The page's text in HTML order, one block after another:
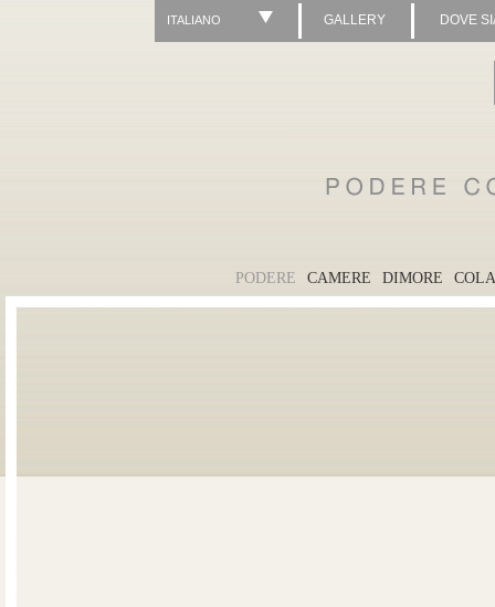
ITALIANO GALLERY DOVE
PODERE CAMERE DIMORE